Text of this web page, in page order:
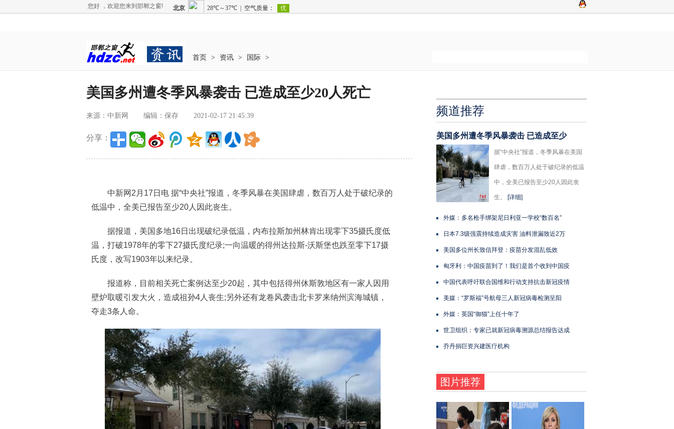
您好 ，欢迎您来到邯郸之窗!
首页 > 资讯 > 国际 >
美国多州遭冬季风暴袭击 已造成至少20人死亡
来源：中新网 编辑：保存 2021-02-17 21:45:39
分享：
中新网2月17日电 据“中央社”报道，冬季风暴在美国肆虐，数百万人处于破纪录的
低温中，全美已报告至少20人因此丧生。
据报道，美国多地16日出现破纪录低温，内布拉斯加州林肯出现零下35摄氏度低
温，打破1978年的零下27摄氏度纪录;一向温暖的得州达拉斯-沃斯堡也跌至零下17摄
氏度，改写1903年以来纪录。
报道称，目前相关死亡案例达至少20起，其中包括得州休斯敦地区有一家人因用
壁炉取暖引发大火，造成祖孙4人丧生;另外还有龙卷风袭击北卡罗来纳州滨海城镇，
夺走3条人命。
频道推荐
美国多州遭冬季风暴袭击 已造成至少
据“中央社”报道，冬季风暴在美国
肆虐，数百万人处于破纪录的低温
中，全美已报告至少20人因此丧
生。 [详细]
外媒：多名枪手绑架尼日利亚一学校“数百名”
日本7.3级强震持续造成灾害 油料泄漏致近2万
美国多位州长致信拜登：疫苗分发混乱低效
匈牙利：中国疫苗到了！我们是首个收到中国疫
中国代表呼吁联合国维和行动支持抗击新冠疫情
美媒：“罗斯福”号航母三人新冠病毒检测呈阳
外媒：英国“御猫”上任十年了
世卫组织：专家已就新冠病毒溯源总结报告达成
乔丹捐巨资兴建医疗机构
图片推荐